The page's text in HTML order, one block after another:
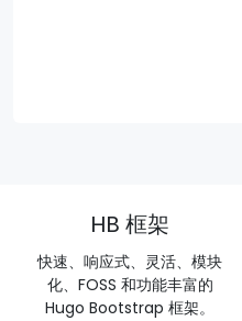
HB 框架
快速、响应式、灵活、模块
化、FOSS 和功能丰富的
Hugo Bootstrap 框架。